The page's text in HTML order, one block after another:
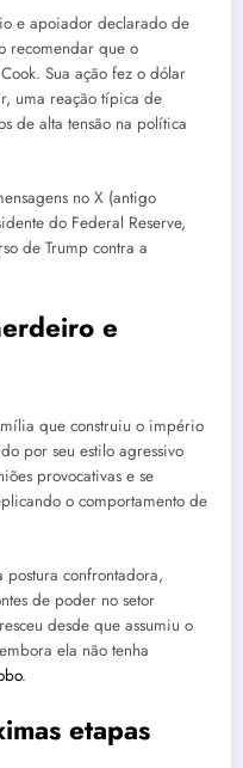
e apoiador declarado de
recomendar que o
Sua ação fez o dólar
uma reação típica de
de alta tensão na política
no X (antigo
do Federal Reserve,
de Trump contra a
e
que construiu o império
por seu estilo agressivo
provocativas e se
o comportamento de
postura confrontadora,
de poder no setor
desde que assumiu o
ela não tenha
.
etapas